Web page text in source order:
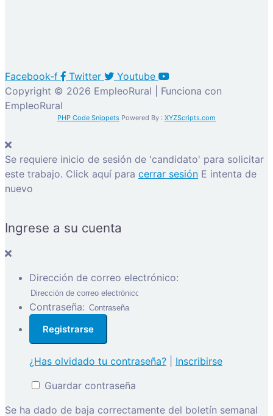
Facebook-f Twitter
Youtube
Copyright © 2026 EmpleoRural | Funciona con
EmpleoRural
PHP Code Snippets Powered By : XYZScripts.com
Se requiere inicio de sesión de 'candidato' para solicitar
este trabajo. Click aquí para cerrar sesión E intenta de
nuevo
Ingrese a su cuenta
Dirección de correo electrónico:
Contraseña:
¿Has olvidado tu contraseña?
Inscribirse
Guardar contraseña
Se ha dado de baja correctamente del boletín semanal